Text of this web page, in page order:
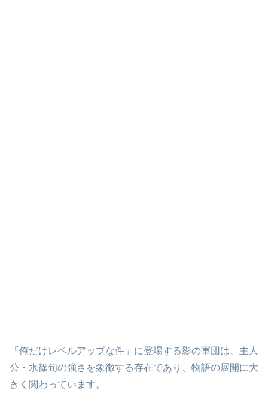
「俺だけレベルアップな件」に登場する影の軍団は、主人
公・水篠旬の強さを象徴する存在であり、物語の展開に大
きく関わっています。